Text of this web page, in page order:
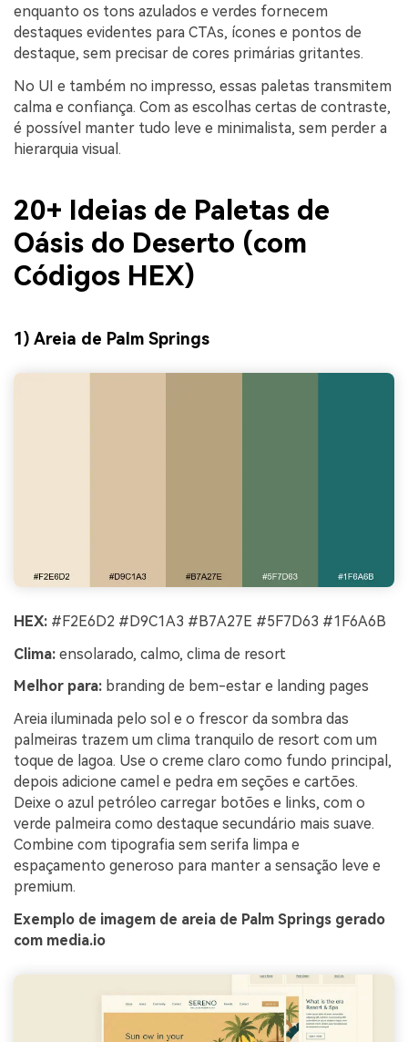
enquanto os tons azulados e verdes fornecem
destaques evidentes para CTAs, ícones e pontos de
destaque, sem precisar de cores primárias gritantes.
No UI e também no impresso, essas paletas transmitem
calma e confiança. Com as escolhas certas de contraste,
é possível manter tudo leve e minimalista, sem perder a
hierarquia visual.
20+ Ideias de Paletas de
Oásis do Deserto (com
Códigos HEX)
1) Areia de Palm Springs
HEX: #F2E6D2 #D9C1A3 #B7A27E #5F7D63 #1F6A6B
Clima: ensolarado, calmo, clima de resort
Melhor para: branding de bem-estar e landing pages
Areia iluminada pelo sol e o frescor da sombra das
palmeiras trazem um clima tranquilo de resort com um
toque de lagoa. Use o creme claro como fundo principal,
depois adicione camel e pedra em seções e cartões.
Deixe o azul petróleo carregar botões e links, com o
verde palmeira como destaque secundário mais suave.
Combine com tipografia sem serifa limpa e
espaçamento generoso para manter a sensação leve e
premium.
Exemplo de imagem de areia de Palm Springs gerado
com media.io